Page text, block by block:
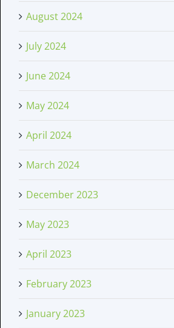
August 2024
July 2024
June 2024
May 2024
April 2024
March 2024
December 2023
May 2023
April 2023
February 2023
January 2023